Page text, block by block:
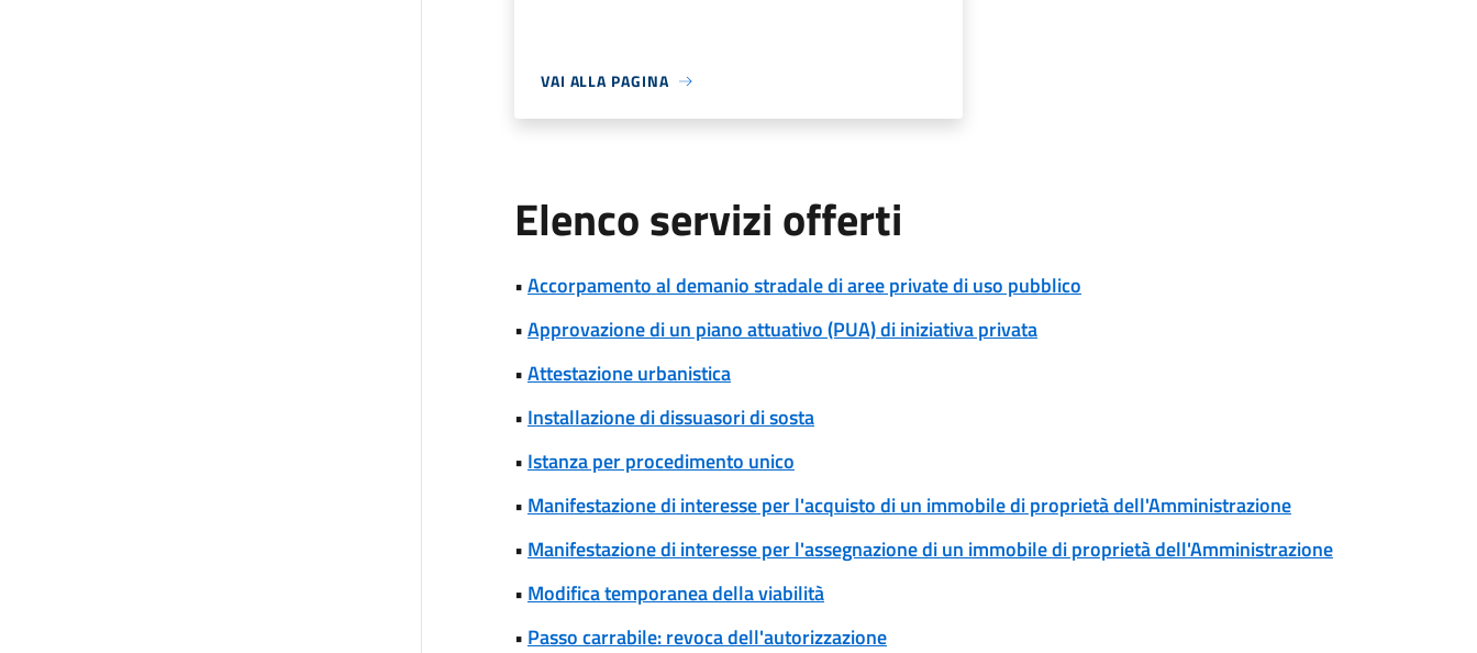
VAI ALLA PAGINA
Elenco servizi offerti
•Accorpamento al demanio stradale di aree private di uso pubblico
•Approvazione di un piano attuativo (PUA) di iniziativa privata
•Attestazione urbanistica
• Installazione di dissuasori di sosta
• Istanza per procedimento unico
• Manifestazione di interesse per l'acquisto di un immobile di proprietà dell'Amministrazione
• Manifestazione di interesse per l'assegnazione di un immobile di proprietà dell'Amministrazione
• Modifica temporanea della viabilità
• Passo carrabile: revoca dell'autorizzazione